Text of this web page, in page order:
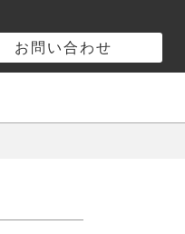
お問い合わせ